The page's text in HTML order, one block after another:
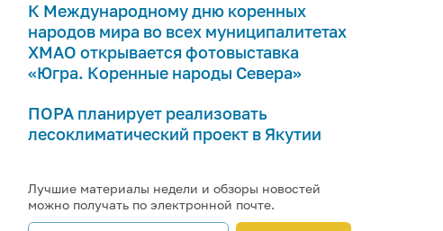
К Международному дню коренных
народов мира во всех муниципалитетах
ХМАО открывается фотовыставка
«Югра. Коренные народы Севера»
ПОРА планирует реализовать
лесоклиматический проект в Якутии
Лучшие материалы недели и обзоры новостей
можно получать по электронной почте.